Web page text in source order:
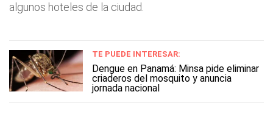
algunos hoteles de la ciudad.
TE PUEDE INTERESAR:
Dengue en Panamá: Minsa pide eliminar
criaderos del mosquito y anuncia
jornada nacional